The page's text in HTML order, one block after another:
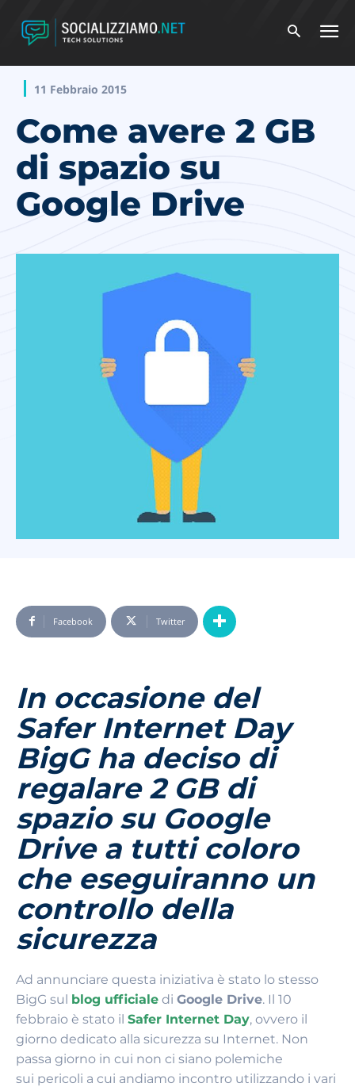
11 Febbraio 2015
Come avere 2 GB
di spazio su
Google Drive
Facebook Twitter
In occasione del
Safer Internet Day
BigG ha deciso di
regalare 2 GB di
spazio su Google
Drive a tutti coloro
che eseguiranno un
controllo della
sicurezza
Ad annunciare questa iniziativa è stato lo stesso
BigG sul blog ufficiale di Google Drive. Il 10
febbraio è stato il Safer Internet Day, ovvero il
giorno dedicato alla sicurezza su Internet. Non
passa giorno in cui non ci siano polemiche
sui pericoli a cui andiamo incontro utilizzando i vari